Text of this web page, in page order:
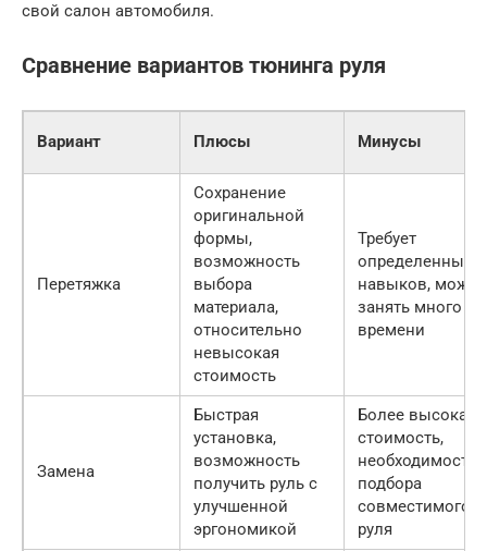
свой салон автомобиля.
Сравнение вариантов тюнинга руля
Вариант Плюсы Минусы
Перетяжка
Сохранение
оригинальной
формы,
возможность
выбора
материала,
относительно
невысокая
стоимость
Требует
определенных
навыков, может
занять много
времени
Замена
Быстрая
установка,
возможность
получить руль с
улучшенной
эргономикой
Более высокая
стоимость,
необходимость
подбора
совместимого
руля